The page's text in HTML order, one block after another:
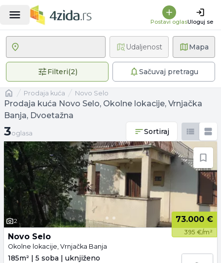
Postavi oglasUloguj se
Mapa
Filteri(2)2 primenjena filteraSačuvaj pretragu
Udaljenost
Naslovnaprodaja kuća Novo Selo
Prodaja kuća Novo Selo, Okolne lokacije, Vrnjačka
Banja, Dvoetažna
3 oglasa
3oglasa Sortiraj
2 73.000 €
395 €/m²
Novo Selo
Okolne lokacije, Vrnjačka Banja
185m² | 5 soba | uknjiženo